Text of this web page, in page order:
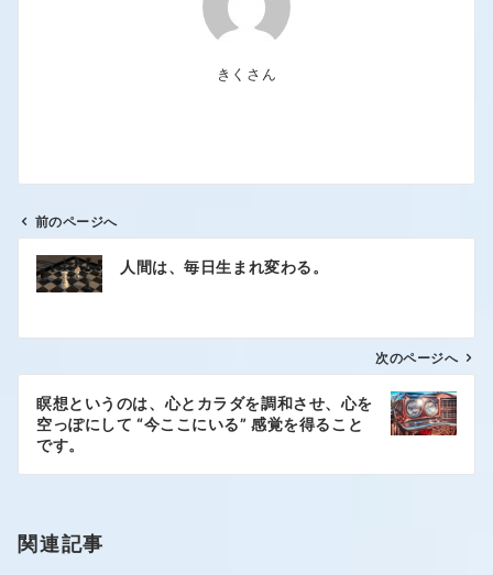
きくさん
前のページへ
人間は、毎日生まれ変わる。
次のページへ
瞑想というのは、心とカラダを調和させ、心を
空っぽにして “今ここにいる” 感覚を得ること
です。
関連記事